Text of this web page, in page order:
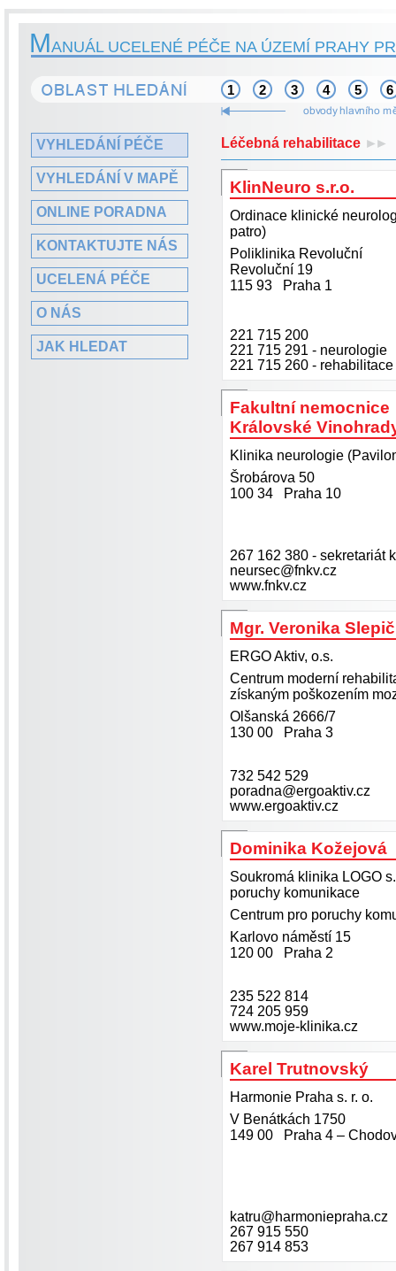
MANUÁL UCELENÉ PÉČE NA ÚZEMÍ PRAHY
1 2 3 4 5 6
VYHLEDÁNÍ PÉČE
VYHLEDÁNÍ V MAPĚ
ONLINE PORADNA
KONTAKTUJTE NÁS
UCELENÁ PÉČE
O NÁS
JAK HLEDAT
Léčebná rehabilitace ►►
KlinNeuro s.r.o.
Ordinace klinické
patro)
Poliklinika Revoluční
Revoluční 19
115 93 Praha 1
221 715 200
221 715 291 - neurologie
221 715 260 - rehabilitace
Fakultní nemocnice
Královské
Klinika neurologie
Šrobárova 50
100 34 Praha 10
267 162 380 - sekretariát
neursec@fnkv.cz
www.fnkv.cz
Mgr. Veronika
ERGO Aktiv, o.s.
Centrum moderní
získaným poškozením
Olšanská 2666/7
130 00 Praha 3
732 542 529
poradna@ergoaktiv.cz
www.ergoaktiv.cz
Dominika Kožejová
Soukromá klinika LOGO
poruchy komunikace
Centrum pro poruchy
Karlovo náměstí 15
120 00 Praha 2
235 522 814
724 205 959
www.moje-klinika.cz
Karel Trutnovský
Harmonie Praha s. r. o.
V Benátkách 1750
149 00 Praha 4 –
katru@harmoniepraha.cz
267 915 550
267 914 853